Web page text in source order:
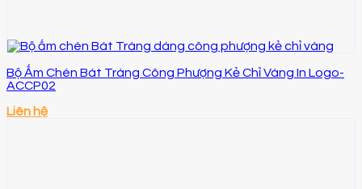
Bộ Ấm Chén Bát Tràng Công Phượng Kẻ Chỉ Vàng In Logo-
ACCP02
Liên hệ